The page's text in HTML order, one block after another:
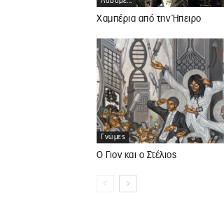
Χαμπέρια από την Ήπειρο
Γνώμες
Ο Γιον και ο Στέλιος